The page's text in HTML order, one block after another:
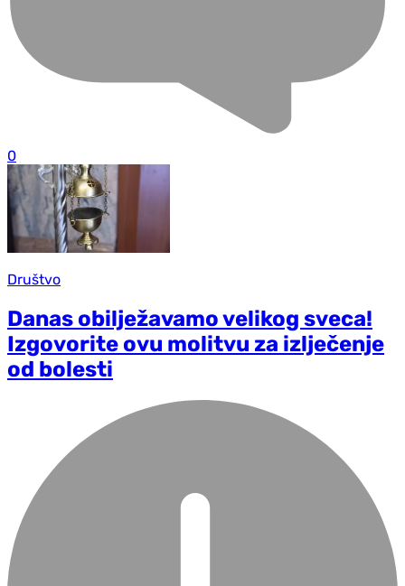
0
Društvo
Danas obilježavamo velikog sveca!
Izgovorite ovu molitvu za izlječenje
od bolesti